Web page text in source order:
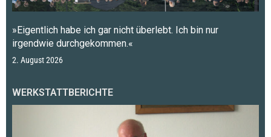
»Eigentlich habe ich gar nicht überlebt. Ich bin nur
irgendwie durchgekommen.«
2. August 2026
WERKSTATTBERICHTE